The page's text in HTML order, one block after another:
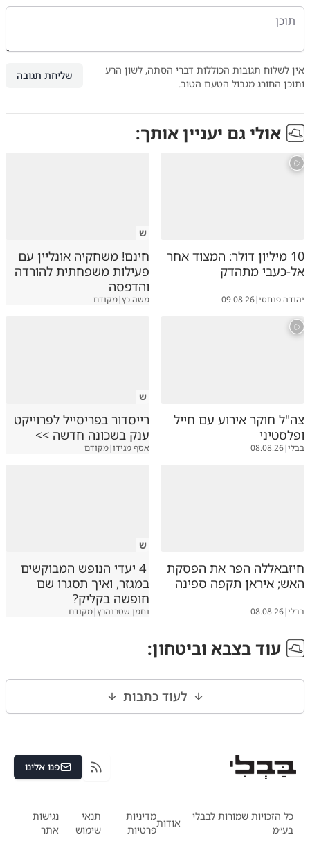
אין לשלוח תגובות הכוללות דברי הסתה, לשון הרע
ותוכן החורג מגבול הטעם הטוב.
שליחת תגובה
אולי גם יעניין אותך:
10 מיליון דולר: המצוד אחר
אל-כעבי מתהדק
יהודה פנחסי|
09.08.26
ש
חינם! משחקיה אונליין עם
פעילות משפחתית להורדה
והדפסה
משה כץ|מקודם
צה"ל חוקר אירוע עם חייל
ופלסטיני
בבלי|
08.08.26
ש
רייסדור בפריסייל לפרוייקט
ענק בשכונה חדשה >>
אסף מגידו|מקודם
חיזבאללה הפר את הפסקת
האש; איראן תקפה ספינה
בבלי|
08.08.26
ש
4 יעדי הנופש המבוקשים
במגזר, ואיך תסגרו שם
חופשה בקליק?
נחמן שטרנהרץ|מקודם
עוד בצבא וביטחון:
לעוד כתבות
RSS פנו אלינו
כל הזכויות שמורות לבבלי
בע״מ
אודות
מדיניות
פרטיות
תנאי
שימוש
נגישות
אתר